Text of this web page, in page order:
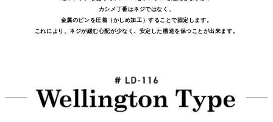
カシメ丁番はネジではなく、
金属のピンを圧着（かしめ加工）することで固定します。
これにより、ネジが緩む心配が少なく、安定した構造を保つことが出来ます。